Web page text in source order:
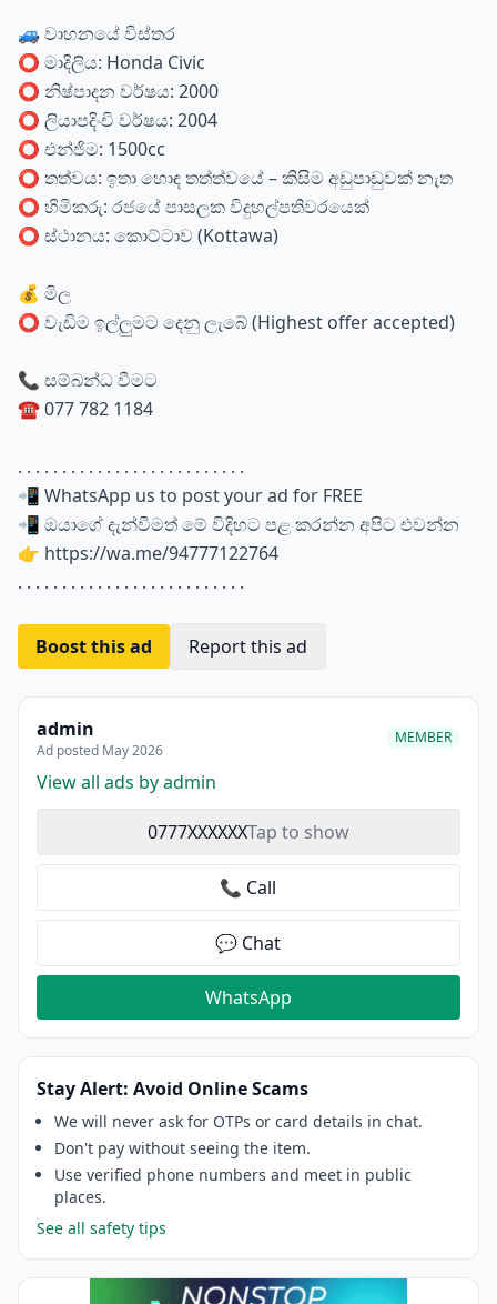
🚙 වාහනයේ විස්තර
⭕ මාදිලිය: Honda Civic
⭕ නිෂ්පාදන වර්ෂය: 2000
⭕ ලියාපදිංචි වර්ෂය: 2004
⭕ එන්ජිම: 1500cc
⭕ තත්වය: ඉතා හොඳ තත්ත්වයේ – කිසිම අඩුපාඩුවක් නැත
⭕ හිමිකරු: රජයේ පාසලක විදුහල්පතිවරයෙක්
⭕ ස්ථානය: කොට්ටාව (Kottawa)
💰 මිල
⭕ වැඩිම ඉල්ලුමට දෙනු ලැබේ (Highest offer accepted)
📞 සම්බන්ධ වීමට
☎️ 077 782 1184
. . . . . . . . . . . . . . . . . . . . . . . . . .
📲 WhatsApp us to post your ad for FREE
📲 ඔයාගේ දැන්වීමත් මේ විදිහට පළ කරන්න අපිට එවන්න
👉 https://wa.me/94777122764
. . . . . . . . . . . . . . . . . . . . . . . . . .
Boost this ad Report this ad
admin
Ad posted May 2026
MEMBER
View all ads by admin
0777XXXXXXTap to show
📞 Call
💬 Chat
WhatsApp
Stay Alert: Avoid Online Scams
We will never ask for OTPs or card details in chat.
Don't pay without seeing the item.
Use verified phone numbers and meet in public
places.
See all safety tips